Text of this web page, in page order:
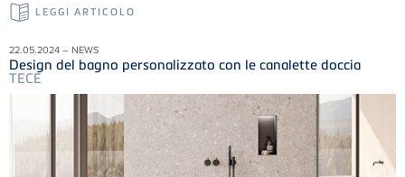
LEGGI ARTICOLO
22.05.2024 – NEWS
Design del bagno personalizzato con le canalette doccia
TECE